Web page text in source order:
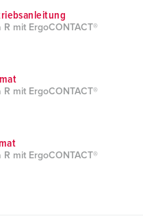
mit ErgoCONTACT®
mit ErgoCONTACT®
mit ErgoCONTACT®